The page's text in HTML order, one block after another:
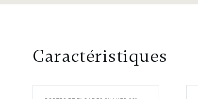
Caractéristiques